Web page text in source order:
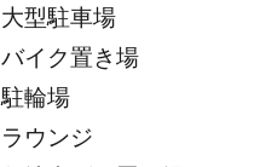
大型駐車場
バイク置き場
駐輪場
ラウンジ